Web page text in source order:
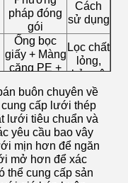
pháp đóng
gói
Cách
sử dụng
Ống bọc
giấy + Màng
căng PE +
chống thấm
dày + Túi
dệt PP
Lọc chất
lỏng,
bảo vệ
hàng
rào,
trang trí
buôn chuyên về
cấp lưới thép
lưới tiêu chuẩn và
yêu cầu bao vây
mịn hơn để ngăn
mở hơn để xác
thể cung cấp sản